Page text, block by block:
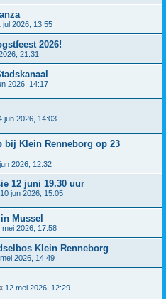
jul 2026, 13:55
2026!
21:31
2026, 14:17
jun 2026, 14:03
bij Klein Renneborg op 23
2026, 12:32
12 juni 19.30 uur
10 jun 2026, 15:05
Mussel
mei 2026, 17:58
Klein Renneborg
2026, 14:49
12 mei 2026, 12:29